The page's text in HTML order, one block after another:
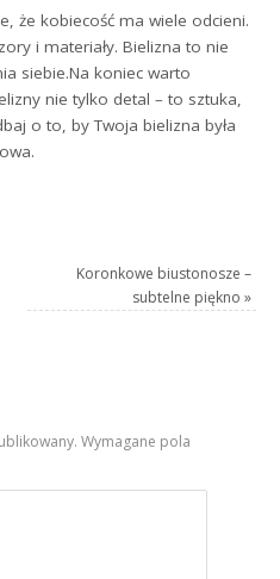
że kobiecość ma wiele odcieni.
i materiały. Bielizna to nie
siebie.Na koniec warto
nie tylko detal – to sztuka,
o to, by Twoja bielizna była
Koronkowe biustonosze –
subtelne piękno »
Wymagane pola